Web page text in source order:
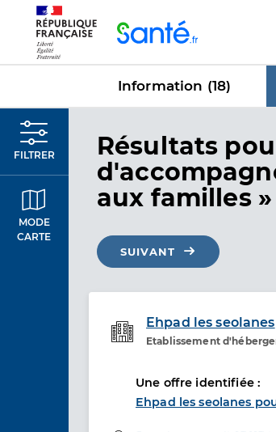
Information (18)
FILTRER
MODE
CARTE
Résultats
aux familles »
SUIVANT
Ehpad les seolanes
Etablissement
Etablissement
Une offre identifiée :
Ehpad les seolanes
Panneau de gestion des cookies